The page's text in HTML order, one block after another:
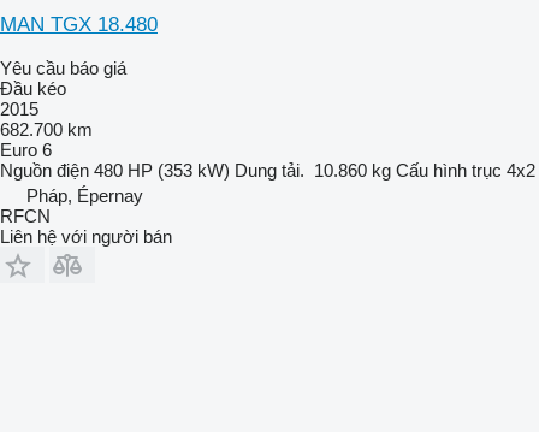
MAN TGX 18.480
Yêu cầu báo giá
Đầu kéo
2015
682.700 km
Euro 6
Nguồn điện 480 HP (353 kW) Dung tải. 10.860 kg Cấu hình trục 4x2
Pháp, Épernay
RFCN
Liên hệ với người bán